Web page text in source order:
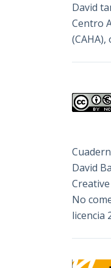
David
Centro
David
No
licencia